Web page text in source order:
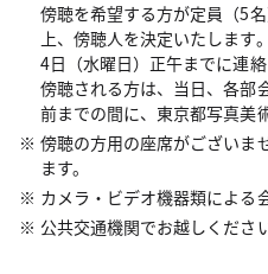
傍聴を希望する方が定員（5
上、傍聴人を決定いたします
4日（水曜日）正午までに連絡
傍聴される方は、当日、各部
前までの間に、東京都写真美
傍聴の方用の座席がございま
ます。
カメラ・ビデオ機器類による
公共交通機関でお越しください